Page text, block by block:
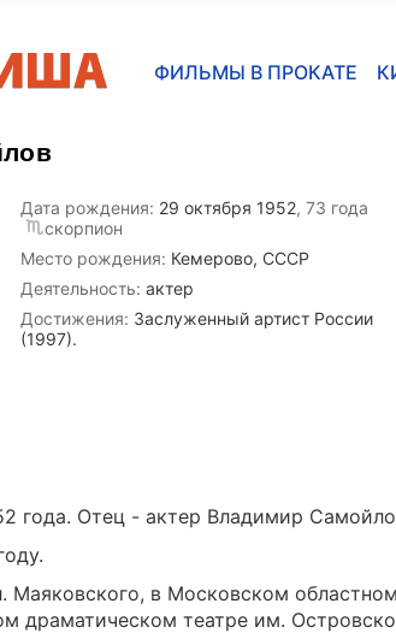
ФИЛЬМЫ В ПРОКАТЕ
Дата рождения: 29 октября 1952, 73 года
скорпион
Место рождения: Кемерово, СССР
Деятельность: актер
Достижения: Заслуженный артист России
(1997).
года. Отец - актер Владимир
Маяковского, в Московском
драматическом театре им.